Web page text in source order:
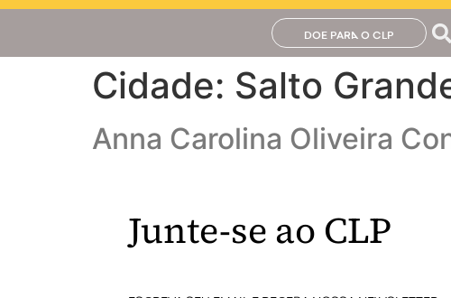
DOE PARA O CLP
Cidade: Salto
Anna Carolina Oliveira
Junte-se ao CLP